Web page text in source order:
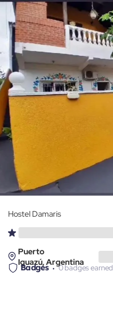
Hostel Damaris
Puerto
Iguazú, Argentina
Badges 0 badges earned